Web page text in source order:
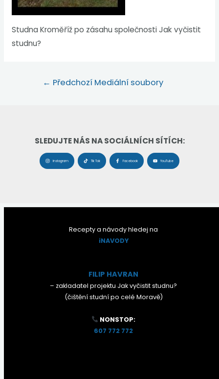
Studna Kroměříž po zásahu společnosti Jak vyčistit
studnu?
← Předchozí Mediální soubory
SLEDUJTE NÁS NA SOCIÁLNÍCH SÍTÍCH:
Instagram Tik Tok Facebook YouTube
Recepty a návody hledej na
iNAVODY
FILIP HAVRAN
– zakladatel projektu Jak vyčistit studnu?
(čištění studní po celé Moravě)
NONSTOP:
607 772 772